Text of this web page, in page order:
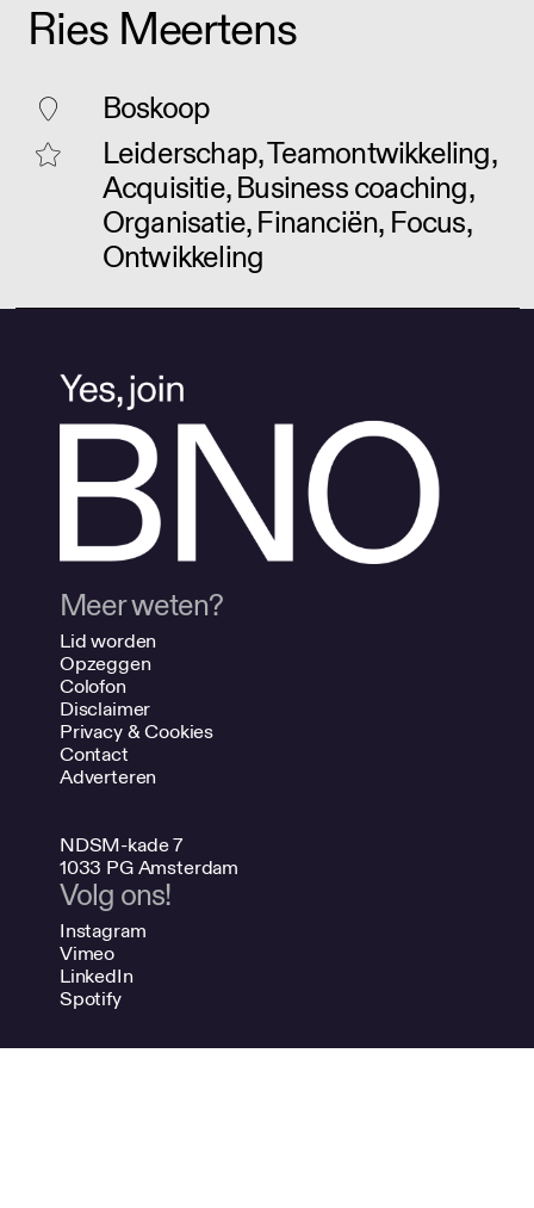
Ries Meertens
Boskoop
Leiderschap, Teamontwikkeling,
Acquisitie, Business coaching,
Organisatie, Financiën, Focus,
Ontwikkeling
Meer weten?
Lid worden
Opzeggen
Colofon
Disclaimer
Privacy & Cookies
Contact
Adverteren
NDSM-kade 7
1033 PG Amsterdam
Volg ons!
Instagram
Vimeo
LinkedIn
Spotify